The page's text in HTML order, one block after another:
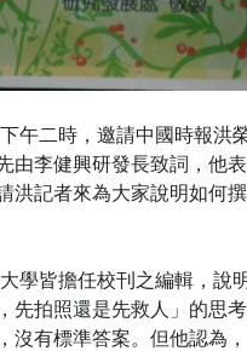
午二時，邀請中國時報洪
由李健興研發長致詞，他
記者來為大家說明如何
學皆擔任校刊之編輯，說
先拍照還是先救人」的思
沒有標準答案。但他認為